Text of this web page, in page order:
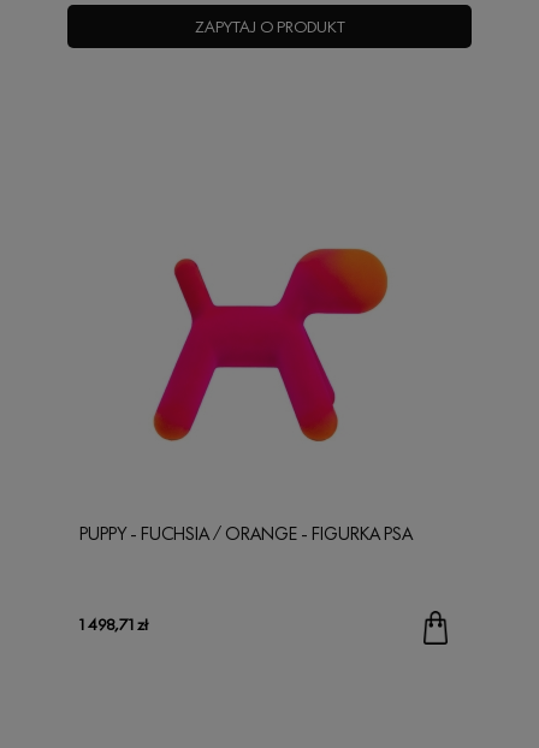
ZAPYTAJ O PRODUKT
PUPPY - FUCHSIA / ORANGE - FIGURKA PSA
1 498,71 zł